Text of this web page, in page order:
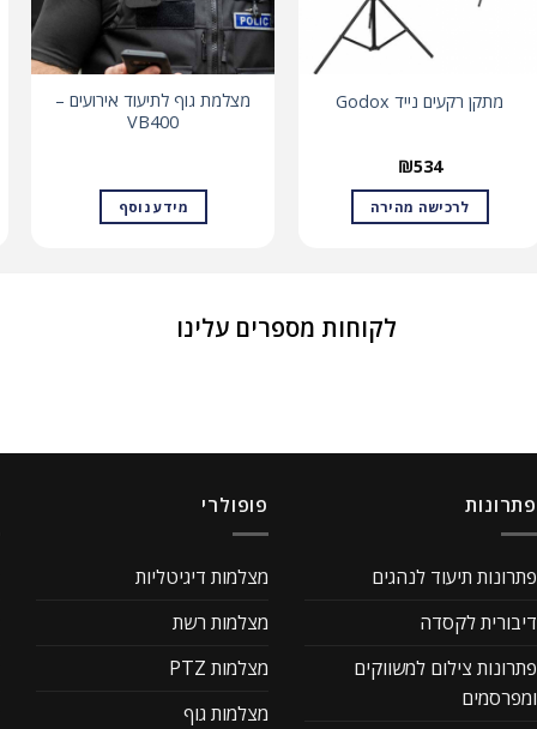
מתקן רקעים נייד Godox
₪534
לרכישה מהירה
מצלמת גוף לתיעוד אירועים –
VB400
מידע נוסף
לקוחות מספרים עלינו
פתרונות
פתרונות תיעוד לנהגים
דיבורית לקסדה
פתרונות צילום למשווקים
ומפרסמים
פופולרי
מצלמות דיגיטליות
מצלמות רשת
מצלמות PTZ
מצלמות גוף